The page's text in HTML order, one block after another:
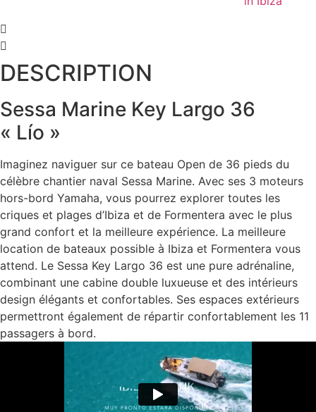
DESCRIPTION
Sessa Marine Key Largo 36
« Lío »
Imaginez naviguer sur ce bateau Open de 36 pieds du
célèbre chantier naval Sessa Marine. Avec ses 3 moteurs
hors-bord Yamaha, vous pourrez explorer toutes les
criques et plages d’Ibiza et de Formentera avec le plus
grand confort et la meilleure expérience. La meilleure
location de bateaux possible à Ibiza et Formentera vous
attend. Le Sessa Key Largo 36 est une pure adrénaline,
combinant une cabine double luxueuse et des intérieurs
design élégants et confortables. Ses espaces extérieurs
permettront également de répartir confortablement les 11
passagers à bord.